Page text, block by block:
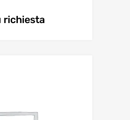
richiesta